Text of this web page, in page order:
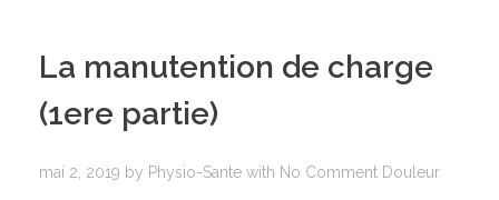
La manutention de charge
(1ere partie)
mai 2, 2019 by Physio-Sante with No Comment Douleur